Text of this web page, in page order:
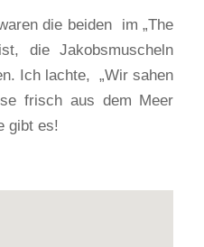
die beiden im „The
die Jakobsmuscheln
Ich lachte, „Wir sahen
frisch aus dem Meer
gibt es!